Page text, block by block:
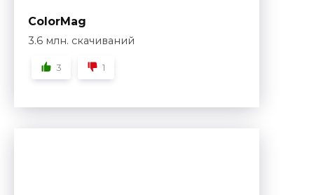
ColorMag
3.6 млн. скачиваний
3 1